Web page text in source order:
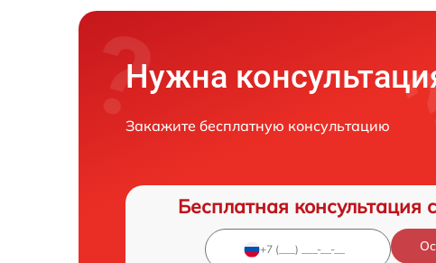
Нужна
Закажите бесплатную консультацию
Бесплатная консультация